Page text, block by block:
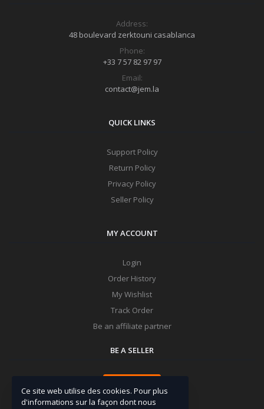
Address:
48 boulevard zerktouni casablanca
Phone:
+33 7 57 82 97 97
Email:
contact@jem.la
QUICK LINKS
Support Policy
Return Policy
Privacy Policy
Seller Policy
MY ACCOUNT
Login
Order History
My Wishlist
Track Order
Be an affiliate partner
BE A SELLER
Ce site web utilise des cookies. Pour plus
d'informations sur la façon dont nous